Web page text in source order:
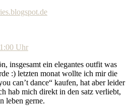
Uhr
insgesamt ein elegantes outfit was
:) letzten monat wollte ich mir die
can’t dance“ kaufen, hat aber leider
hab mich direkt in den satz verliebt,
leben gerne.